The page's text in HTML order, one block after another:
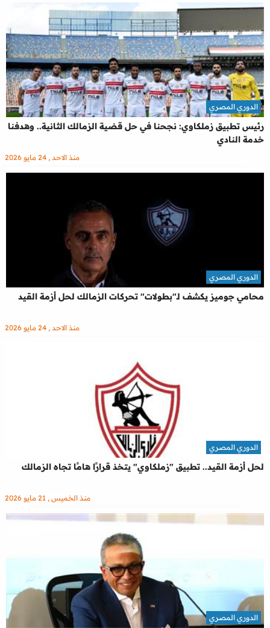
رئيس تطبيق زملكاوي: نجحنا في حل قضية الزمالك الثانية.. وهدفنا
خدمة النادي
الدوري المصري
منذ الاحد , 24 مايو 2026
محامي جوميز يكشف لـ"بطولات" تحركات الزمالك لحل أزمة القيد
الدوري المصري
منذ الاحد , 24 مايو 2026
لحل أزمة القيد.. تطبيق "زملكاوي" يتخذ قرارًا هامًا تجاه الزمالك
الدوري المصري
منذ الخميس , 21 مايو 2026
الدوري المصري